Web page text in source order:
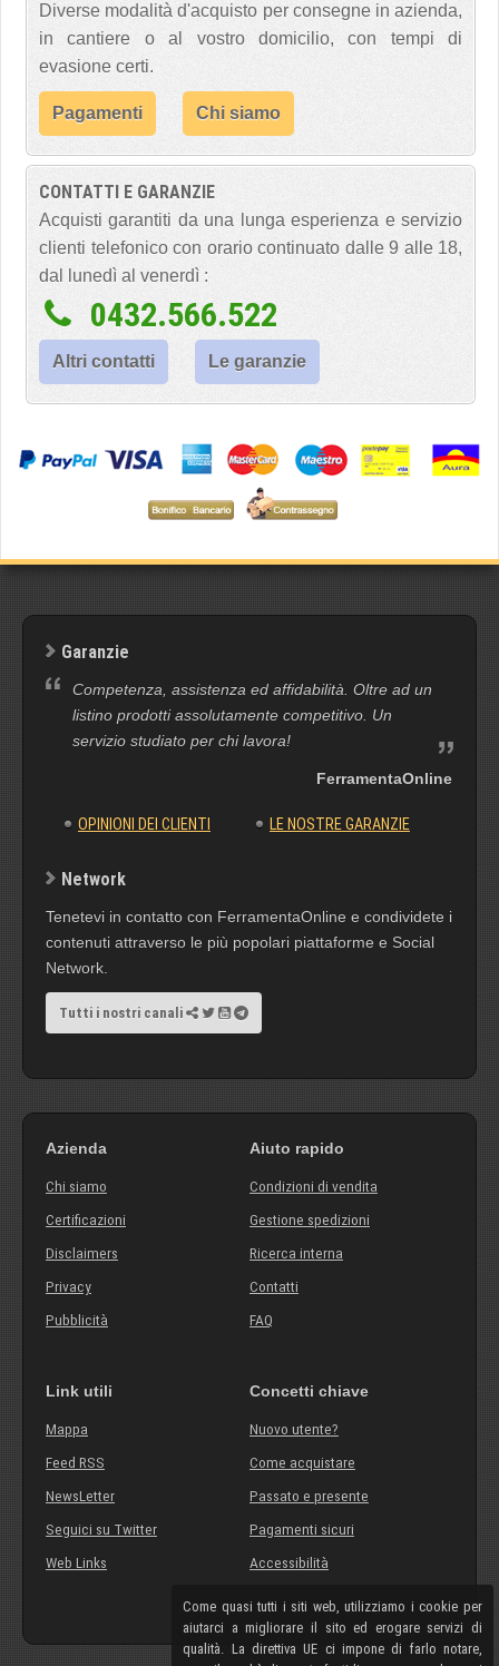
Come quasi tutti i siti web, utilizziamo i cookie per
aiutarci a migliorare il sito ed erogare servizi di
qualità. La direttiva UE ci impone di farlo notare,
Diverse modalità d'acquisto per consegne in azienda,
in cantiere o al vostro domicilio, con tempi di
evasione certi.
Pagamenti Chi siamo
CONTATTI E GARANZIE
Acquisti garantiti da una lunga esperienza e servizio
clienti telefonico con orario continuato dalle 9 alle 18,
dal lunedì al venerdì :
0432.566.522
Altri contatti Le garanzie
Garanzie
Competenza, assistenza ed affidabilità. Oltre ad un
listino prodotti assolutamente competitivo. Un
servizio studiato per chi lavora!
FerramentaOnline
OPINIONI DEI CLIENTI LE NOSTRE GARANZIE
Network
Tenetevi in contatto con FerramentaOnline e condividete i
contenuti attraverso le più popolari piattaforme e Social
Network.
Tutti i nostri canali
Azienda
Chi siamo
Certificazioni
Disclaimers
Privacy
Pubblicità
Aiuto rapido
Condizioni di vendita
Gestione spedizioni
Ricerca interna
Contatti
FAQ
Link utili
Mappa
Feed RSS
NewsLetter
Seguici su Twitter
Web Links
Concetti chiave
Nuovo utente?
Come acquistare
Passato e presente
Pagamenti sicuri
Accessibilità